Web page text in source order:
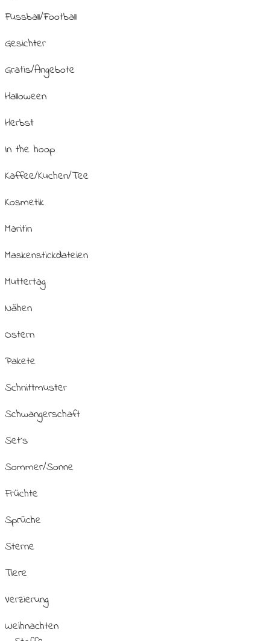
Fussball/Football
Gesichter
Gratis/Angebote
Halloween
Herbst
In the hoop
Kaffee/Kuchen/Tee
Kosmetik
Maritin
Maskenstickdateien
Muttertag
Nähen
Ostern
Pakete
Schnittmuster
Schwangerschaft
Set´s
Sommer/Sonne
Früchte
Sprüche
Sterne
Tiere
Verzierung
Weihnachten